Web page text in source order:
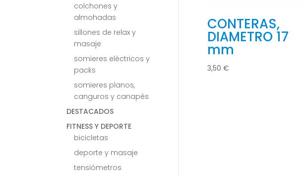
CONTERAS,
DIAMETRO 17
mm
3,50 €
colchones y
almohadas
sillones de relax y
masaje
somieres eléctricos y
packs
somieres planos,
canguros y canapés
DESTACADOS
FITNESS Y DEPORTE
bicicletas
deporte y masaje
tensiómetros